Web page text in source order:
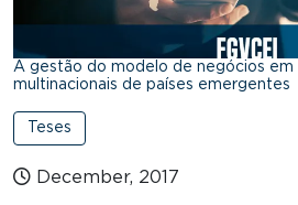
A gestão do modelo de negócios em
multinacionais de países emergentes
Teses
December, 2017